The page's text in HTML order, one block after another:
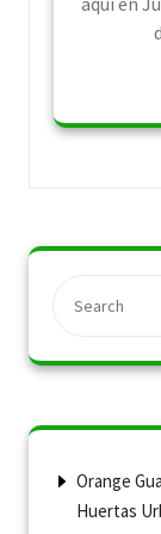
Orange
Huertas